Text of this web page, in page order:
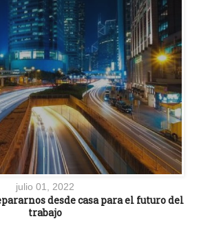
julio 01, 2022
desde casa para el futuro del
trabajo